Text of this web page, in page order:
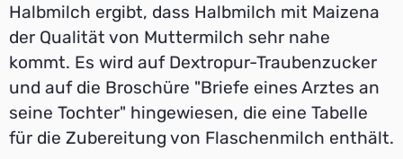
Halbmilch ergibt, dass Halbmilch mit Maizena
der Qualität von Muttermilch sehr nahe
kommt. Es wird auf Dextropur-Traubenzucker
und auf die Broschüre "Briefe eines Arztes an
seine Tochter" hingewiesen, die eine Tabelle
für die Zubereitung von Flaschenmilch enthält.